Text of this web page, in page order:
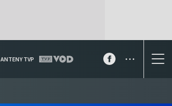
ANTENY TVP ...